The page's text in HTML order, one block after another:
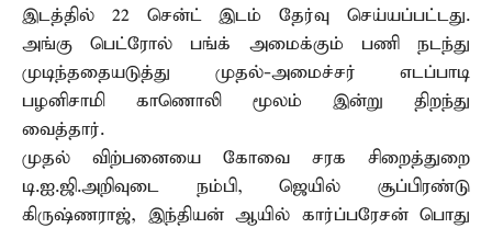
இடத்தில் 22 சென்ட் இடம் தேர்வு செய்யப்பட்டது.
அங்கு பெட்ரோல் பங்க் அமைக்கும் பணி நடந்து
முடிந்ததையடுத்து முதல்-அமைச்சர் எடப்பாடி
பழனிசாமி காணொலி மூலம் இன்று திறந்து
வைத்தார்.
முதல் விற்பனையை கோவை சரக சிறைத்துறை
டி.ஐ.ஜி.அறிவுடை நம்பி, ஜெயில் சூப்பிரண்டு
கிருஷ்ணராஜ், இந்தியன் ஆயில் கார்ப்பரேசன் பொது